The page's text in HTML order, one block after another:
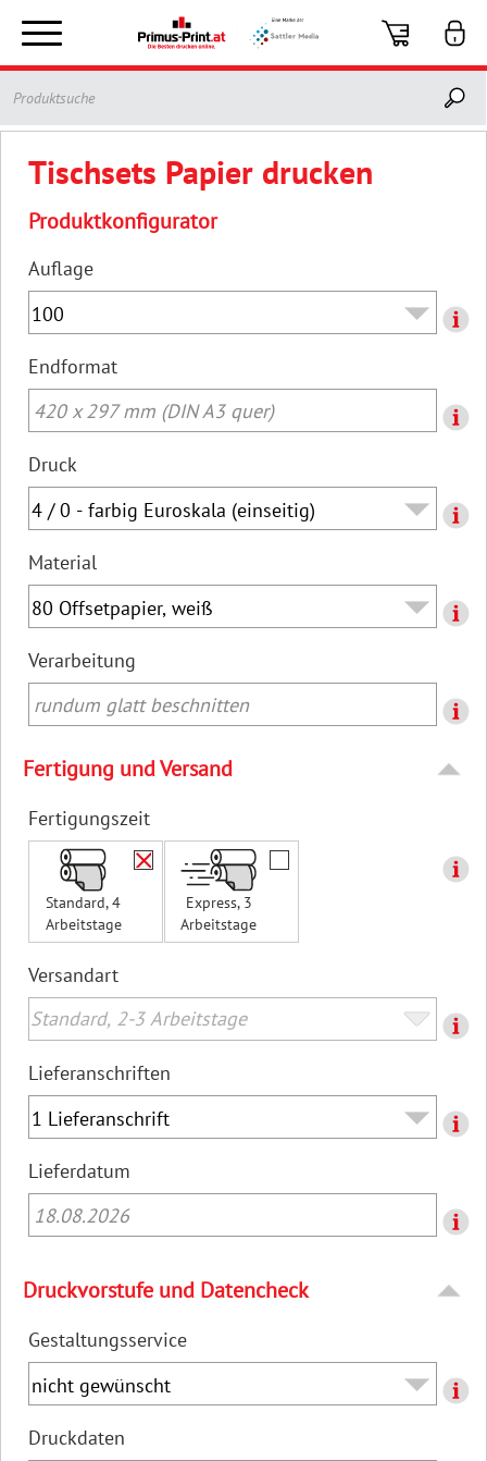
Toggle
navigation
Tischsets Papier drucken
Produktkonfigurator
Auflage
Endformat
420 x 297 mm (DIN A3 quer)
Druck
Material
Verarbeitung
rundum glatt beschnitten
Fertigung und Versand
Fertigungszeit
Standard, 4
Arbeitstage
Express, 3
Arbeitstage
Versandart
Lieferanschriften
Lieferdatum
18.08.2026
Druckvorstufe und Datencheck
Gestaltungsservice
Druckdaten